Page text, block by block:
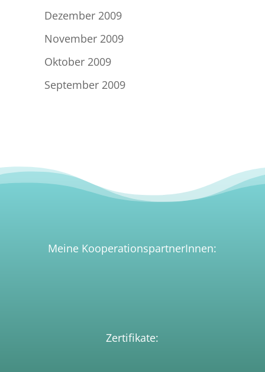
Dezember 2009
November 2009
Oktober 2009
September 2009
Meine KooperationspartnerInnen:
Zertifikate: